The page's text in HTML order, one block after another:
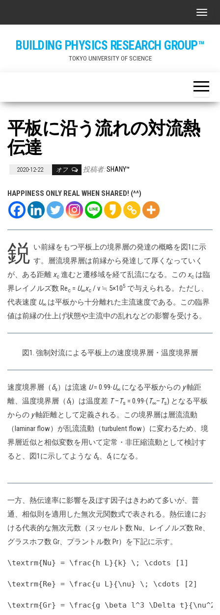
content
ナビ
BUILDING PHYSICS RESEARCH GROUP™
TOKYO UNIVERSITY OF SCIENCE
平板に沿う流れの対流熱
伝達
2020-12-22 オフ 投稿者:SHANY™
HAPPINESS ONLY REAL WHEN SHARED! (^^)
鋭 い前縁をもつ平板上の境界層の発達の概略を図1に示
す。層流境界層は前縁から発達して厚くなっていく
が、ある距離xc 進むと遷移域を経て乱流になる。このxc は臨
界レイノルズ数 Rec = U∞xc / ν ≒ 5×105 で与えられる。ただし、
代表速度 U∞ は平板から十分離れた主流速度である。この臨界
値は前縁の仕上げ状態や主流中の乱れなどの影響を受ける。
図1. 強制対流による平板上の速度境界層・温度境界層
速度境界層（δx）は流速 U= 0.99∙U∞ になる平板からの y軸距
離、温度境界層（δt）は温度差 T– Ts = 0.99∙( T∞– Ts) となる平板
からの y軸距離として定義される。この境界層は層流流動
（laminar flow）が乱流流動（turbulent flow）に変わるため、境
界層近似と相似変数を用いて定常・非圧縮流動として検討す
ると、図1に示してような δx、 δt になる。
一方、熱伝達率に影響を及ぼす因子はきわめて多いが、普
通、相似則を適用した無次元関数式で表される。熱伝達にお
ける代表的な無次元数（ヌッセルト数 Nu、レイノルズ数 Re、
グラスホフ数 Gr、プラントル数 Pr）を下記に示す。
\textrm{Nu} = \frac{h L}{k} \; \cdots [1]
\textrm{Re} = \frac{u L}{\nu} \; \cdots [2]
\textrm{Gr} = \frac{g \beta l^3 \Delta